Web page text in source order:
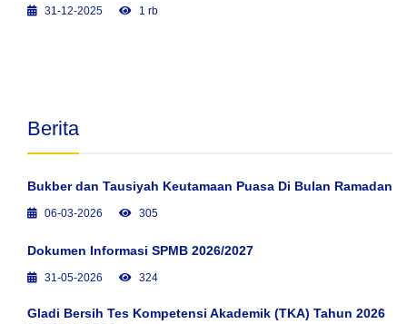
31-12-2025 1 rb
Berita
Bukber dan Tausiyah Keutamaan Puasa Di Bulan Ramadan
06-03-2026 305
Dokumen Informasi SPMB 2026/2027
31-05-2026 324
Gladi Bersih Tes Kompetensi Akademik (TKA) Tahun 2026